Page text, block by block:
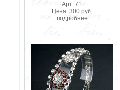
Арт. 71
Цена: 300 руб.
подробнее